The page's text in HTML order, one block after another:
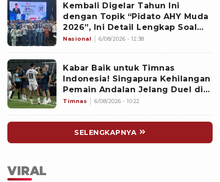
Kembali Digelar Tahun Ini
dengan Topik “Pidato AHY Muda
2026”, Ini Detail Lengkap Soal
Lomba Rakyat
Nasional 6/08/2026 - 12:38
Kabar Baik untuk Timnas
Indonesia! Singapura Kehilangan
Pemain Andalan Jelang Duel di
Piala AFF 2026
Timnas 6/08/2026 - 10:22
SELENGKAPNYA
VIRAL